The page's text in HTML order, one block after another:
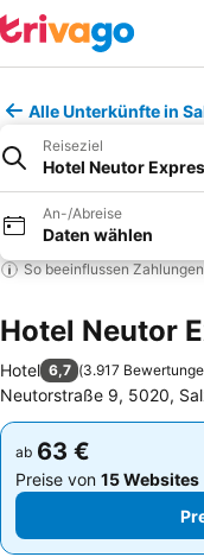
Alle Unterkünfte in
Reiseziel
Hotel Neutor
An-/Abreise
Daten wählen
So beeinflussen
Hotel Neutor
Hotel 6,7 (3.917
Neutorstraße 9, 5020,
ab 63 €
Preise von 15 Websites
ab 63 €
Preise von 15 Websites